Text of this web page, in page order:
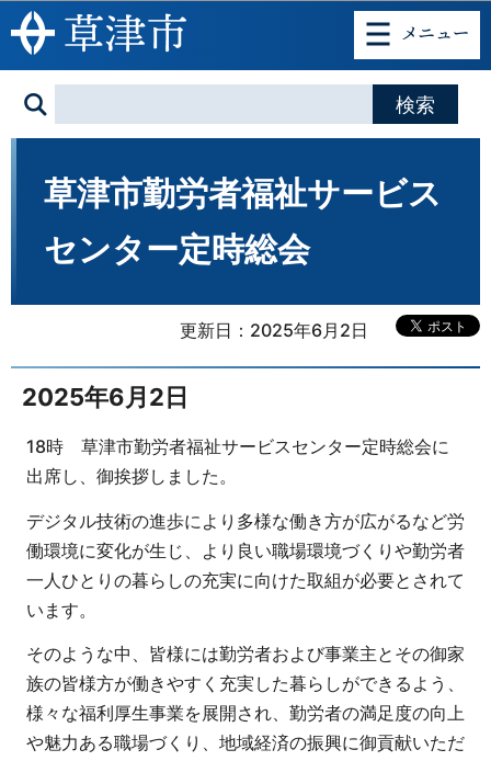
このページの本文へ移動
草津市勤労者福祉サービス
センター定時総会
更新日：2025年6月2日
2025年6月2日
18時 草津市勤労者福祉サービスセンター定時総会に
出席し、御挨拶しました。
デジタル技術の進歩により多様な働き方が広がるなど労
働環境に変化が生じ、より良い職場環境づくりや勤労者
一人ひとりの暮らしの充実に向けた取組が必要とされて
います。
そのような中、皆様には勤労者および事業主とその御家
族の皆様方が働きやすく充実した暮らしができるよう、
様々な福利厚生事業を展開され、勤労者の満足度の向上
や魅力ある職場づくり、地域経済の振興に御貢献いただ